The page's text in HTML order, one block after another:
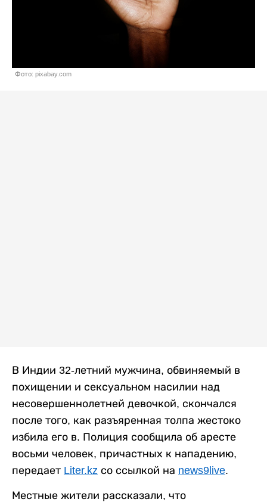
Фото: pixabay.com
В Индии 32-летний мужчина, обвиняемый в
похищении и сексуальном насилии над
несовершеннолетней девочкой, скончался
после того, как разъяренная толпа жестоко
избила его в. Полиция сообщила об аресте
восьми человек, причастных к нападению,
передает Liter.kz со ссылкой на news9live.
Местные жители рассказали, что